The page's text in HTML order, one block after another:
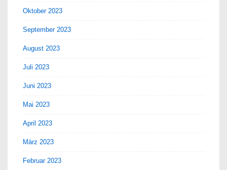
Oktober 2023
September 2023
August 2023
Juli 2023
Juni 2023
Mai 2023
April 2023
März 2023
Februar 2023